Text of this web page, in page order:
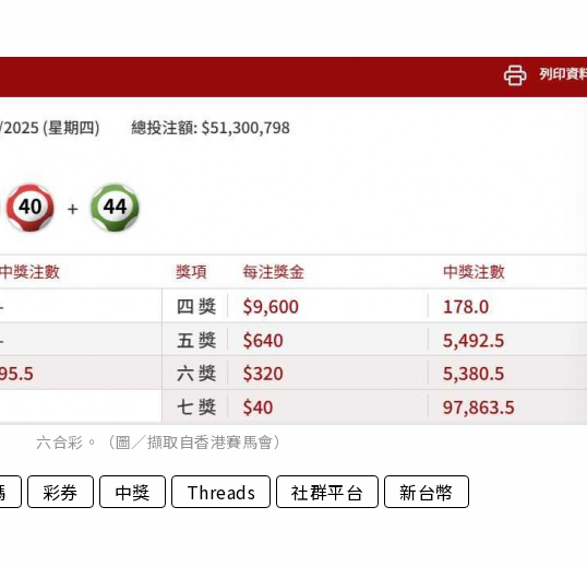
六合彩。（圖／擷取自香港賽馬會）
彩券 中獎 Threads 社群平台 新台幣